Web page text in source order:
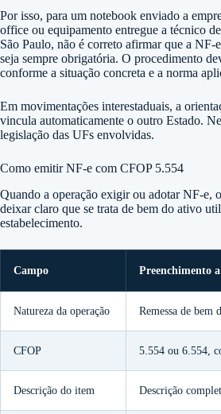
Por isso, para um notebook enviado a
office ou equipamento entregue a técnico
São Paulo, não é correto afirmar que a NF-
seja sempre obrigatória. O procedimento
conforme a situação concreta e a norma
Em movimentações interestaduais, a
vincula automaticamente o outro Estado.
legislação das UFs envolvidas.
Como emitir NF-e com CFOP 5.554
Quando a operação exigir ou adotar NF-e,
deixar claro que se trata de bem do ativo
estabelecimento.
Campo Preenchimento
Natureza da operação Remessa de
CFOP 5.554 ou 6.554,
Descrição do item Descrição